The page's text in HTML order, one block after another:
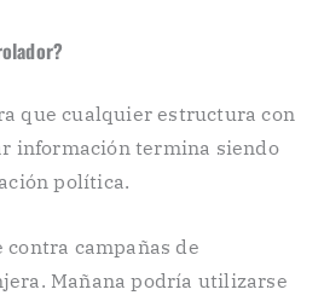
que cualquier estructura con
información termina siendo
política.
campañas de
Mañana podría utilizarse